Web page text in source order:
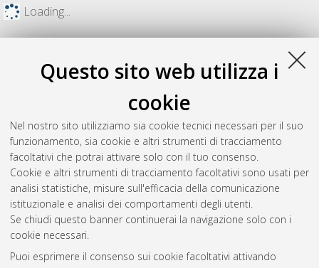
Questo sito web utilizza i
cookie
Nel nostro sito utilizziamo sia cookie tecnici necessari per il suo
funzionamento, sia cookie e altri strumenti di tracciamento
facoltativi che potrai attivare solo con il tuo consenso.
Cookie e altri strumenti di tracciamento facoltativi sono usati per
analisi statistiche, misure sull'efficacia della comunicazione
istituzionale e analisi dei comportamenti degli utenti.
Se chiudi questo banner continuerai la navigazione solo con i
cookie necessari.
Puoi esprimere il consenso sui cookie facoltativi attivando
Loading...
Gestione del documento:
Atom